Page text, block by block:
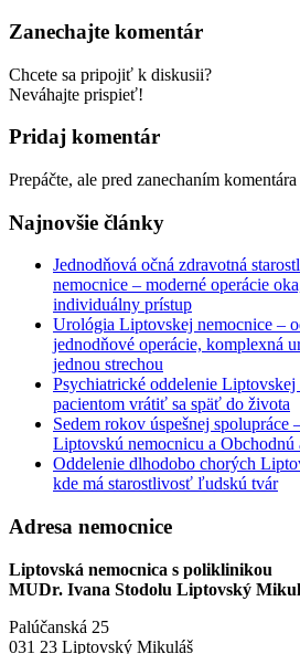
Zanechajte komentár
Chcete sa pripojiť k diskusii?
Neváhajte prispieť!
Pridaj komentár
Prepáčte, ale pred zanechaním
Najnovšie články
Jednodňová očná zdravotná
nemocnice – moderné operácie
individuálny prístup
Urológia Liptovskej nemocnice –
jednodňové operácie, komplexná
jednou strechou
Psychiatrické oddelenie Liptovskej
pacientom vrátiť sa späť do života
Sedem rokov úspešnej spolupráce
Liptovskú nemocnicu a Obchodnú
Oddelenie dlhodobo chorých
kde má starostlivosť ľudskú tvár
Adresa nemocnice
Liptovská nemocnica s poliklinikou
MUDr. Ivana Stodolu Liptovský
Palúčanská 25
031 23 Liptovský Mikuláš